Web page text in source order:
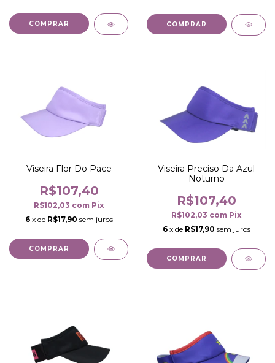
COMPRAR COMPRAR
Viseira Flor Do Pace
R$107,40
R$102,03 com Pix
6 x de R$17,90 sem juros
COMPRAR
Viseira Preciso Da Azul
Noturno
R$107,40
R$102,03 com Pix
6 x de R$17,90 sem juros
COMPRAR